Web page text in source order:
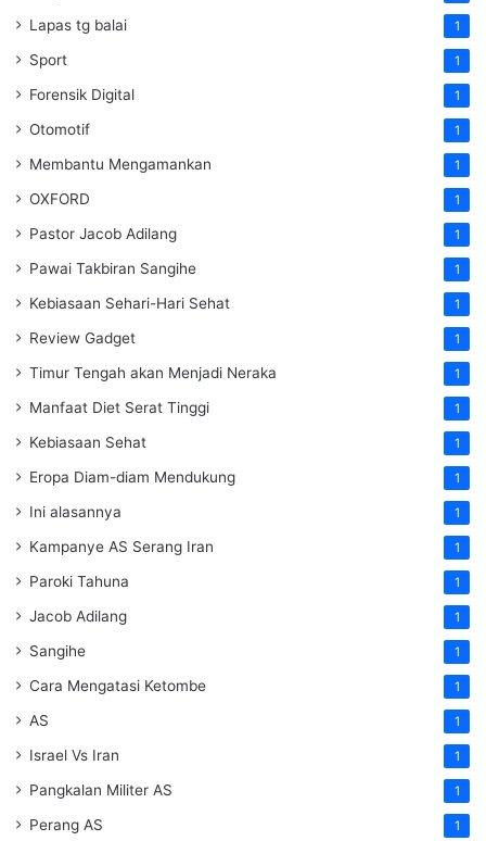
Lapas tg balai 1
Sport 1
Forensik Digital 1
Otomotif 1
Membantu Mengamankan 1
OXFORD 1
Pastor Jacob Adilang 1
Pawai Takbiran Sangihe 1
Kebiasaan Sehari-Hari Sehat 1
Review Gadget 1
Timur Tengah akan Menjadi Neraka 1
Manfaat Diet Serat Tinggi 1
Kebiasaan Sehat 1
Eropa Diam-diam Mendukung 1
Ini alasannya 1
Kampanye AS Serang Iran 1
Paroki Tahuna 1
Jacob Adilang 1
Sangihe 1
Cara Mengatasi Ketombe 1
AS 1
Israel Vs Iran 1
Pangkalan Militer AS 1
Perang AS 1